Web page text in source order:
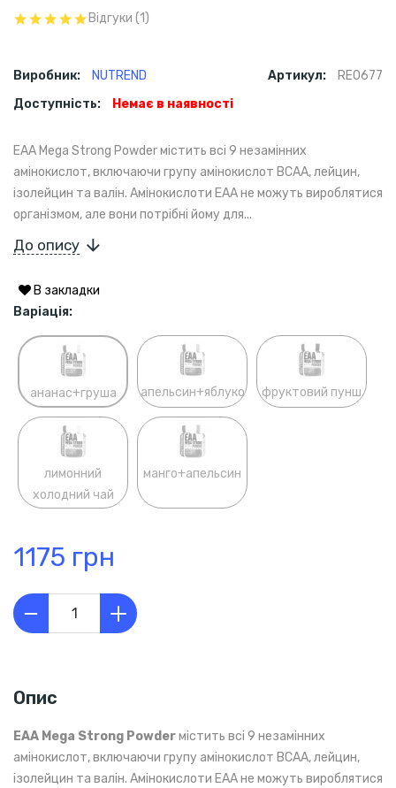
Відгуки (1)
Виробник: NUTREND Артикул:
RE0677
Доступність:
Немає в наявності
EAA Mega Strong Powder містить всі 9 незамінних
амінокислот, включаючи групу амінокислот BCAA, лейцин,
ізолейцин та валін. Амінокислоти EAA не можуть вироблятися
організмом, але вони потрібні йому для...
До опису
В закладки
Варіація:
ананас+груша апельсин+яблуко фруктовий пунш
лимонний
холодний чай
манго+апельсин
1175 грн
Опис
EAA Mega Strong Powderмістить всі 9 незамінних
амінокислот, включаючи групу амінокислот BCAA, лейцин,
ізолейцин та валін. Амінокислоти EAA не можуть вироблятися